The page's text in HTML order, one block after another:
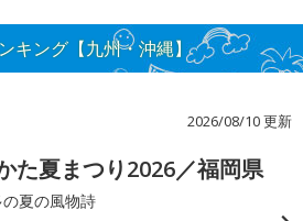
キング【九州・沖縄】
2026/08/10 更新
た夏まつり2026／福岡県
夏の風物詩